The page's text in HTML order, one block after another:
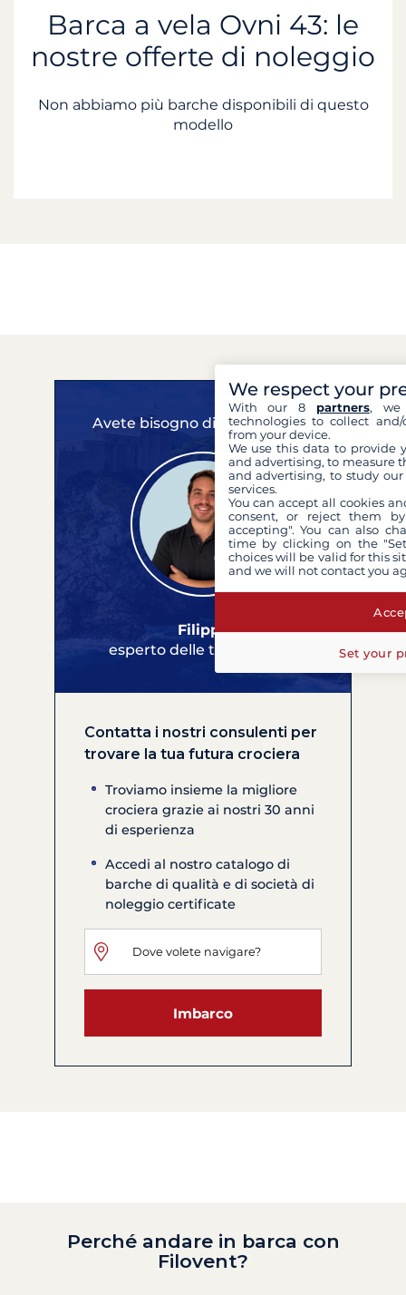
Barca a vela Ovni 43: le
nostre offerte di noleggio
Non abbiamo più barche disponibili di questo
modello
Avete bisogno di un consiglio?
Filippo
esperto delle tue crociere
Contatta i nostri consulenti per
trovare la tua futura crociera
Troviamo insieme la migliore
crociera grazie ai nostri 30 anni
di esperienza
Accedi al nostro catalogo di
barche di qualità e di società di
noleggio certificate
Imbarco
Perché andare in barca con
Filovent?
We respect your
With our 8 partners, we
technologies to collect
from your device.
We use this data to provide
and advertising, to measure
and advertising, to study
services.
You can accept all cookies
consent, or reject them
accepting". You can also
time by clicking on the
choices will be valid for this
and we will not contact you
Set your